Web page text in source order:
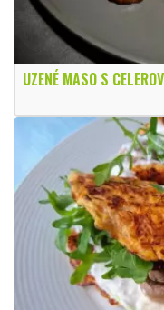
UZENÉ MASO S